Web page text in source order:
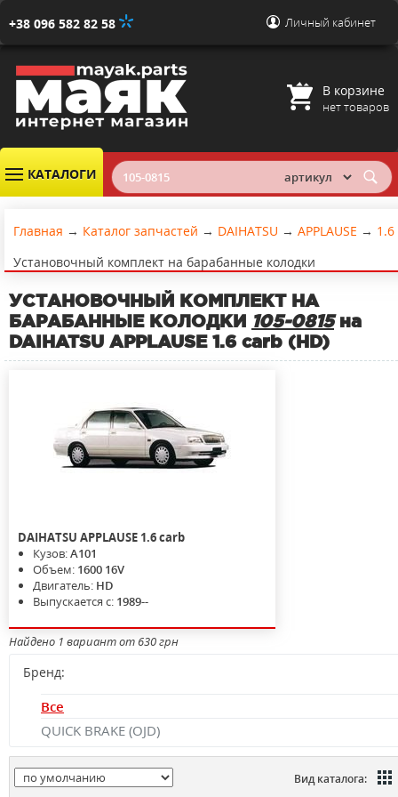
+38 096 582 82 58 Личный кабинет
В корзине
нет товаров
КАТАЛОГИ
Главная → Каталог запчастей → DAIHATSU → APPLAUSE →
Установочный комплект на барабанные колодки
УСТАНОВОЧНЫЙ КОМПЛЕКТ НА
БАРАБАННЫЕ КОЛОДКИ 105-0815на
DAIHATSU APPLAUSE 1.6 carb (HD)
DAIHATSU APPLAUSE 1.6 carb
Кузов:A101
Объем: 1600 16V
Двигатель: HD
Выпускается с: 1989--
Найдено 1 вариант от 630 грн
Бренд:
Все
QUICK BRAKE (OJD)
Вид каталога: